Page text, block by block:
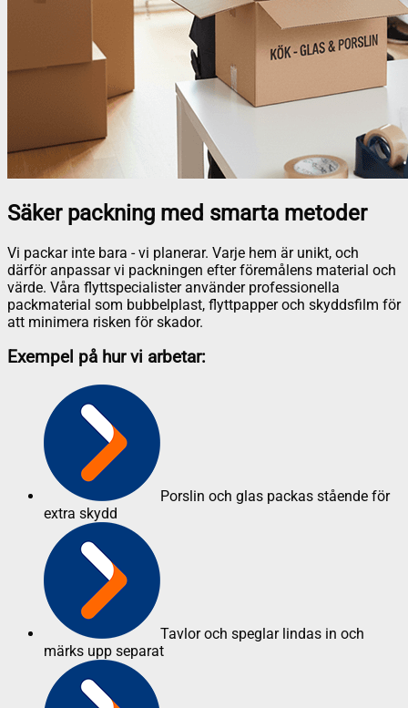
Säker packning med smarta metoder
Vi packar inte bara - vi planerar. Varje hem är unikt, och
därför anpassar vi packningen efter föremålens material och
värde. Våra flyttspecialister använder professionella
packmaterial som bubbelplast, flyttpapper och skyddsfilm för
att minimera risken för skador.
Exempel på hur vi arbetar:
Porslin och glas packas stående för
extra skydd
Tavlor och speglar lindas in och
märks upp separat